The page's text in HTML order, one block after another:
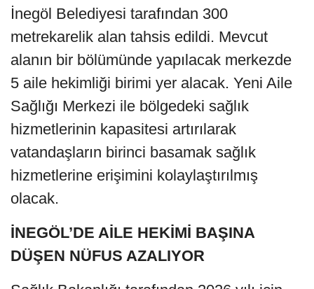
İnegöl Belediyesi tarafından 300
metrekarelik alan tahsis edildi. Mevcut
alanın bir bölümünde yapılacak merkezde
5 aile hekimliği birimi yer alacak. Yeni Aile
Sağlığı Merkezi ile bölgedeki sağlık
hizmetlerinin kapasitesi artırılarak
vatandaşların birinci basamak sağlık
hizmetlerine erişimini kolaylaştırılmış
olacak.
İNEGÖL’DE AİLE HEKİMİ BAŞINA
DÜŞEN NÜFUS AZALIYOR